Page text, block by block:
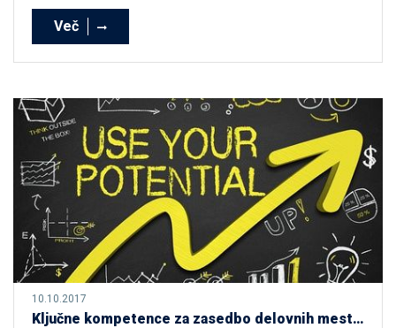
Več
10.10.2017
Ključne kompetence za zasedbo delovnih mest leta 2020